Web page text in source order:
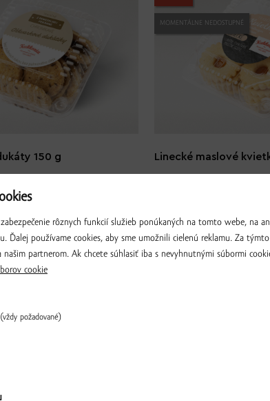
150 g
▼
MOMENTÁLNE NEDOSTUPNÉ
Linecké maslové
rôznych funkcií služieb ponúkaných na tomto webe, na
Ďalej používame cookies, aby sme umožnili cielenú reklamu. Za
našim partnerom. Ak chcete súhlasiť iba s nevyhnutnými súbormi
cookie
(vždy požadované)